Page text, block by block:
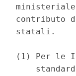
contributo
statali.
(1) Per le